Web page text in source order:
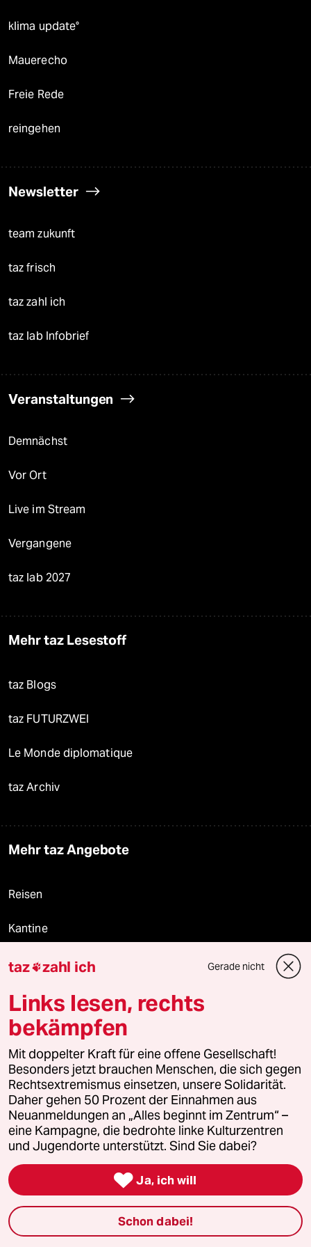
klima update°
Mauerecho
Freie Rede
reingehen
Newsletter
team zukunft
taz frisch
taz zahl ich
taz lab Infobrief
Veranstaltungen
Demnächst
Vor Ort
Live im Stream
Vergangene
taz lab 2027
Mehr taz Lesestoff
taz Blogs
taz FUTURZWEI
Le Monde diplomatique
taz Archiv
Mehr taz Angebote
Reisen
Kantine
Shop
Anzeigen
Fragen & Hilfe
Feedback
Aboservice
ePaper Login
Downloads für Abonnierende
taz zahl ich Gerade nicht
Links lesen, rechts
bekämpfen
Mit doppelter Kraft für eine offene Gesellschaft!
Besonders jetzt brauchen Menschen, die sich gegen
Rechtsextremismus einsetzen, unsere Solidarität.
Daher gehen 50 Prozent der Einnahmen aus
Neuanmeldungen an „Alles beginnt im Zentrum“ –
eine Kampagne, die bedrohte linke Kulturzentren
und Jugendorte unterstützt. Sind Sie dabei?
 Ja, ich will
Schon dabei!